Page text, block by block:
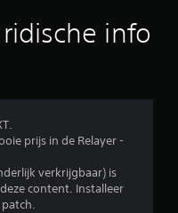
e
i
g
e
info
prijs in de Relayer -
verkrijgbaar) is
content. Installeer